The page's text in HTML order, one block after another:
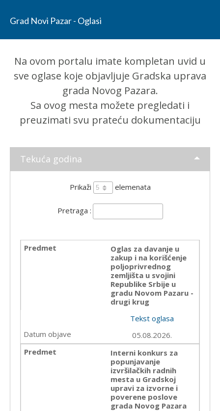
Grad Novi Pazar - Oglasi
Na ovom portalu imate kompletan uvid u
sve oglase koje objavljuje Gradska uprava
grada Novog Pazara.
Sa ovog mesta možete pregledati i
preuzimati svu prateću dokumentaciju
Tekuća godina
Prikaži elemenata
Pretraga :
Oglas za davanje u
zakup i na korišćenje
poljoprivrednog
zemljišta u svojini
Republike Srbije u
gradu Novom Pazaru -
drugi krug
Tekst oglasa
05.08.2026.
Interni konkurs za
popunjavanje
izvršilačkih radnih
mesta u Gradskoj
upravi za izvorne i
poverene poslove
grada Novog Pazara